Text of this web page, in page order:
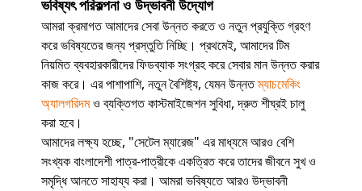
ভবিষ্যৎ পরিকল্পনা ও উদ্ভাবনী উদ্যোগ
আমরা ক্রমাগত আমাদের সেবা উন্নত করতে ও নতুন প্রযুক্তি গ্রহণ
করে ভবিষ্যতের জন্য প্রস্তুতি নিচ্ছি। প্রথমেই, আমাদের টিম
নিয়মিত ব্যবহারকারীদের ফিডব্যাক সংগ্রহ করে সেবার মান উন্নত করার
কাজ করে। এর পাশাপাশি, নতুন বৈশিষ্ট্য, যেমন উন্নতম্যাচমেকিং
অ্যালগরিদমও ব্যক্তিগত কাস্টমাইজেশন সুবিধা, দ্রুত শীঘ্রই চালু
করা হবে।
আমাদের লক্ষ্য হচ্ছে, "সেটেল ম্যারেজ" এর মাধ্যমে আরও বেশি
সংখ্যক বাংলাদেশী পাত্র-পাত্রীকে একত্রিত করে তাদের জীবনে সুখ ও
সমৃদ্ধি আনতে সাহায্য করা। আমরা ভবিষ্যতে আরও উদ্ভাবনী